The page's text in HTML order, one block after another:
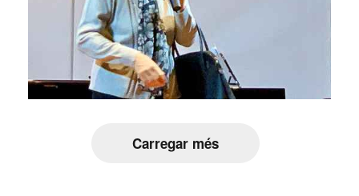
Carregar més